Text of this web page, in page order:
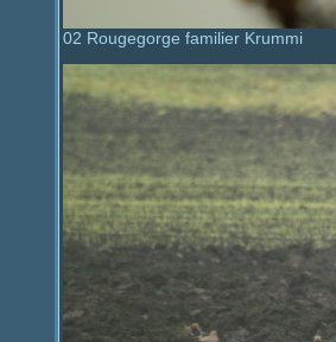
02 Rougegorge familier Krummi